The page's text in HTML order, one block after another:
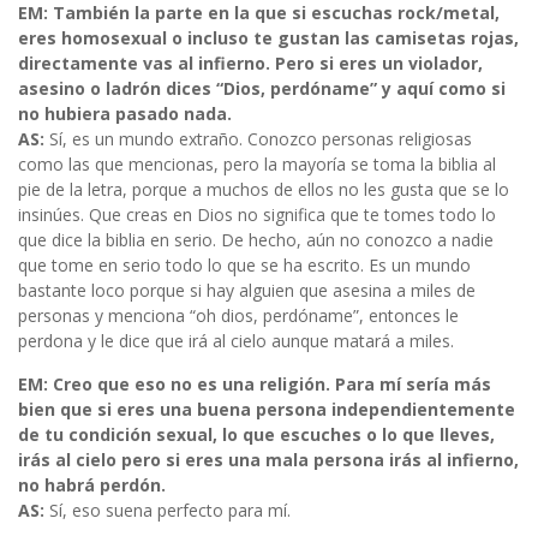
EM: También la parte en la que si escuchas rock/metal,
eres homosexual o incluso te gustan las camisetas rojas,
directamente vas al infierno. Pero si eres un violador,
asesino o ladrón dices “Dios, perdóname” y aquí como si
no hubiera pasado nada.
AS: Sí, es un mundo extraño. Conozco personas religiosas
como las que mencionas, pero la mayoría se toma la biblia al
pie de la letra, porque a muchos de ellos no les gusta que se lo
insinúes. Que creas en Dios no significa que te tomes todo lo
que dice la biblia en serio. De hecho, aún no conozco a nadie
que tome en serio todo lo que se ha escrito. Es un mundo
bastante loco porque si hay alguien que asesina a miles de
personas y menciona “oh dios, perdóname”, entonces le
perdona y le dice que irá al cielo aunque matará a miles.
EM: Creo que eso no es una religión. Para mí sería más
bien que si eres una buena persona independientemente
de tu condición sexual, lo que escuches o lo que lleves,
irás al cielo pero si eres una mala persona irás al infierno,
no habrá perdón.
AS: Sí, eso suena perfecto para mí.